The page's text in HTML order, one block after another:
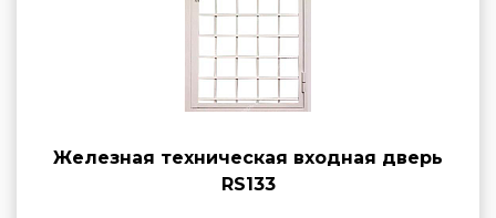
Железная техническая входная дверь
RS133